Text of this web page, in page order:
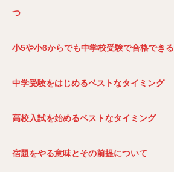
つ
小5や小6からでも中学校受験で合格できる
中学受験をはじめるベストなタイミング
高校入試を始めるベストなタイミング
宿題をやる意味とその前提について